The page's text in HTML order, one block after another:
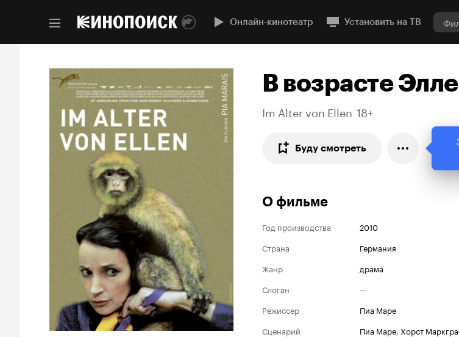
Онлайн-кинотеатр Установить на ТВ
В возрасте
Im Alter von Ellen 18+
Буду смотреть
О фильме
Год производства
2010
Страна
Германия
Жанр
драма
Слоган
—
Режиссер
Пиа Маре
Сценарий
Пиа Маре, Хорст